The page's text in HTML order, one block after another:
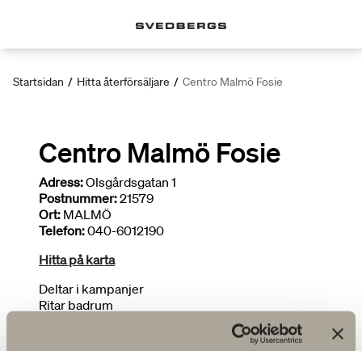
Startsidan / Hitta återförsäljare / Centro Malmö Fosie
Centro Malmö Fosie
Adress:Olsgårdsgatan 1
Postnummer:21579
Ort: MALMÖ
Telefon:040-6012190
Hitta på karta
Deltar i kampanjer
Ritar badrum